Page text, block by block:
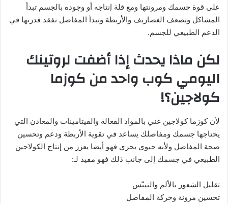
على قوة جسمك ومرونتها ومع قلة إنتاجه أو وجوده بالجسم تبدأ
المشاكل وتضعف الغضاريف والأربطة وتبدأ المفاصل تفقد قدرتها في
الدعم الطبيعي للجسم.
لكن ماذا يحدث إذا أضفت لروتينك
اليومي كوب واحد من كوزما
كولاجين؟!
لأن كوزما كولاجين غني بالمواد الفعالة والفيتامينات والمعادن التي
يحتاجها جسمك ومفاصلك يساعد في تقوية الأربطة ودعم وتحسين
صحة المفاصل ولأنه حيوي بحري فهو أيضا يعزز من إنتاج الكولاجين
الطبيعي في جسمك إلى جانب ذلك فهو مفيد لـ:
تقليل الشعور بالألم والتيبّس
تحسين مرونة وحركة المفاصل